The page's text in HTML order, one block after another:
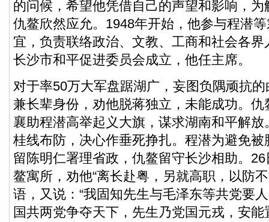
的问候，希望他凭借自己的声望和影响，
仇鳌欣然应允。1948年开始，他参与程潜
宜，负责联络政治、文教、工商和社会各
长沙市和平促进委员会成立，他任主席。
对于率50万大军盘踞湖广，妄图负隅顽抗
兼长辈身份，劝他脱蒋独立，未能成功。
襄助程潜高举起义大旗，谋求湖南和平解
桂线布防，决心作垂死挣扎。程潜为避免
留陈明仁署理省政，仇鳌留守长沙相助。
鳌寓所，劝他“离长赴粤，另就高职，以防
语，又说：“我固知先生与毛泽东等共党要
国共两党争夺天下，先生乃党国元戎，安